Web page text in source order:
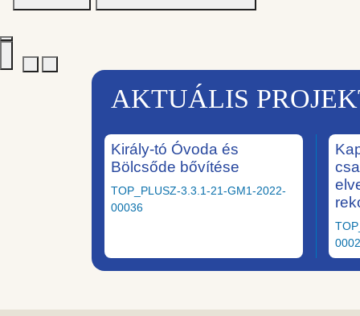
AKTUÁLIS
Király-tó Óvoda és
Bölcsőde bővítése
TOP_PLUSZ-3.3.1-21-GM1-2022-
00036